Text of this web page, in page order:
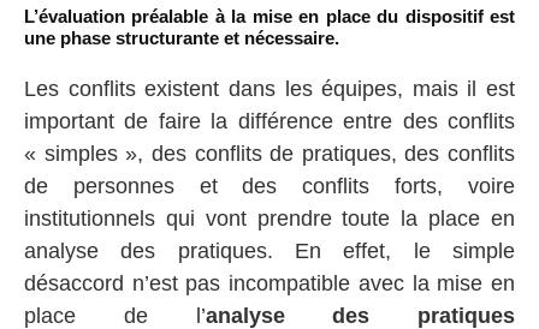
L’évaluation préalable à la mise en place du dispositif est
une phase structurante et nécessaire.
Les conflits existent dans les équipes, mais il est
important de faire la différence entre des conflits
« simples », des conflits de pratiques, des conflits
de personnes et des conflits forts, voire
institutionnels qui vont prendre toute la place en
analyse des pratiques. En effet, le simple
désaccord n’est pas incompatible avec la mise en
place de l’analyse des pratiques